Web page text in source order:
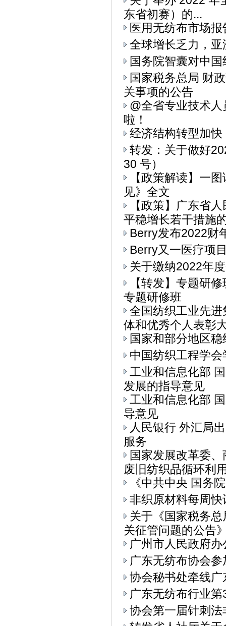
东省初赛）的...
医用无纺布市场报
全球增长乏力，
国务院智囊对中
国家税务总局 财
关事项的公告
@全省专业技术
啦！
经济结构转型加
转发：关于做好
30 号）
【政策解读】一
见》全文
【政策】广东省
平稳增长若干措施
Berry发布2022财
Berry又一医疗项
关于缴纳2022年
【转发】专题研
专题研修班
全国纺织工业先
体和优秀个人表彰
国家和部分地区
中国纺织工程学
工业和信息化部
发展的指导意见
工业和信息化部
导意见
人民银行 外汇局
服务
国家发展改革委
废旧纺织品循环利
《中共中央 国务
非织原材料每周快
关于《国家税务
关征管问题的公告
广州市人民政府
广东无纺布协会参
协会秘书处牵线
广东无纺布行业
协会第一届针刺